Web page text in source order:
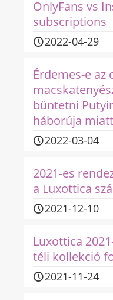
OnlyFans vs
subscriptions
2022-04-29
Érdemes-e az
büntetni
háborúja
2022-03-04
2021-es
a Luxottica
2021-12-10
Luxottica
téli kollekció
2021-11-24